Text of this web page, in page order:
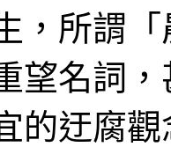
，所謂
望名詞
的迂腐